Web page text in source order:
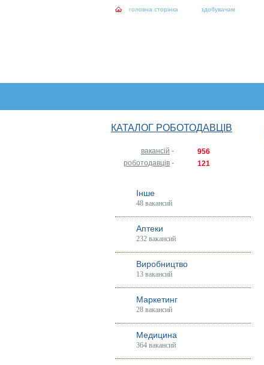
головна сторінка здобувачам
КАТАЛОГ РОБОТОДАВЦІВ
вакансій -
956
роботодавців - 121
Інше
48 вакансий
Аптеки
232 вакансий
Виробництво
13 вакансий
Маркетинг
28 вакансий
Медицина
364 вакансий